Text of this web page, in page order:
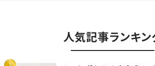
人気記事ランキン